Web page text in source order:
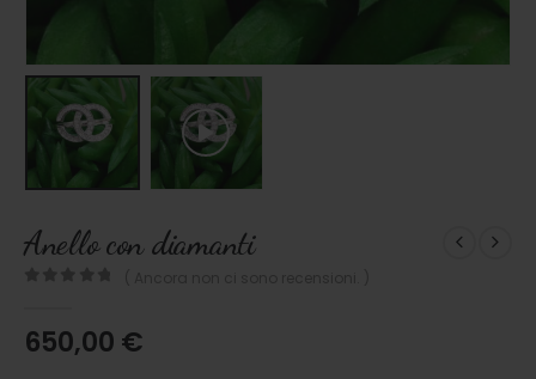
Anello con diamanti
650,00 €